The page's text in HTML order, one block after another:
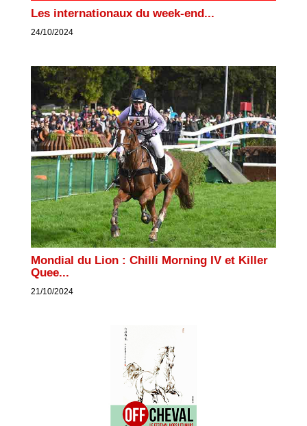
Les internationaux du week-end...
24/10/2024
Mondial du Lion : Chilli Morning IV et Killer
Quee...
21/10/2024